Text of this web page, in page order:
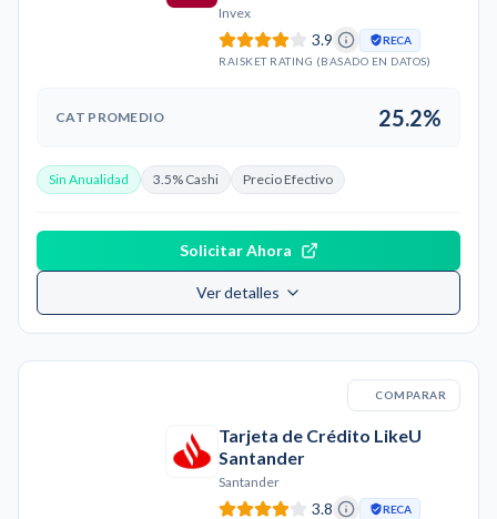
Invex
3.9
RECA
RAISKET RATING (BASADO EN DATOS)
CAT PROMEDIO 25.2%
Sin Anualidad 3.5% Cashi Precio Efectivo
Solicitar Ahora
Ver detalles
COMPARAR
Tarjeta de Crédito LikeU
Santander
Santander
3.8
RECA